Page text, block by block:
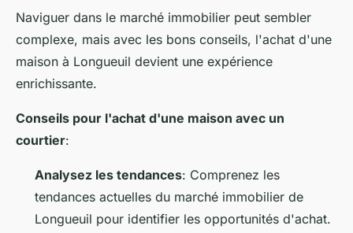
Naviguer dans le marché immobilier peut sembler
complexe, mais avec les bons conseils, l'achat d'une
maison à Longueuil devient une expérience
enrichissante.
Conseils pour l'achat d'une maison avec un
courtier:
Analysez les tendances: Comprenez les
tendances actuelles du marché immobilier de
Longueuil pour identifier les opportunités d'achat.